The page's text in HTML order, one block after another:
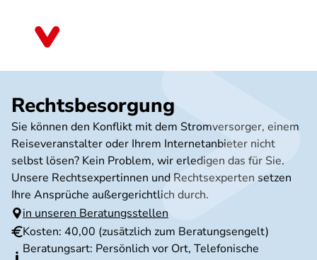
Rechtsbesorgung
Sie können den Konflikt mit dem Stromversorger, einem
Reiseveranstalter oder Ihrem Internetanbieter nicht
selbst lösen? Kein Problem, wir erledigen das für Sie.
Unsere Rechtsexpertinnen und Rechtsexperten setzen
Ihre Ansprüche außergerichtlich durch.
in unseren Beratungsstellen
Kosten: 40,00 (zusätzlich zum Beratungsengelt)
Beratungsart: Persönlich vor Ort, Telefonische